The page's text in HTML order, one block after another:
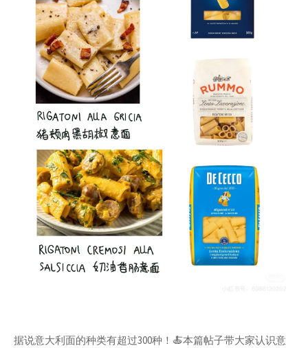
据说意大利面的种类有超过300种！🍝本篇帖子带大家认识意